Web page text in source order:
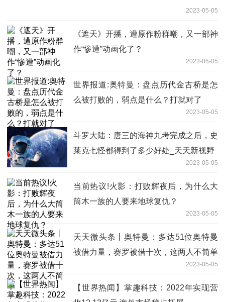
2023-05-05
《遮天》开播，遭原作粉群嘲，又一部神
作“惨遭”动画化了？
2023-05-05
世界报道:奥特曼：盘点历代金古桥是怎
么被打败的，弱点是什么？打就对了
2023-05-05
斗罗大陆：唐三的海神九考完成之后，史
莱克七怪都得到了多少好处_天天新视野
2023-05-05
当前热议!火影：打败辉夜后，为什么大
筒木一族的人要来地球复仇？
2023-05-05
天天微头条丨奥特曼：多达51位奥特曼
被借力量，赛罗被借十次，这两人不简单
2023-05-05
【世界热闻】掌趣科技：2022年实现营